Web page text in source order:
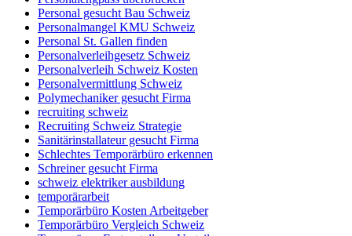
Personal gesucht Bau Schweiz
Personalmangel KMU Schweiz
Personal St. Gallen finden
Personalverleihgesetz Schweiz
Personalverleih Schweiz Kosten
Personalvermittlung Schweiz
Polymechaniker gesucht Firma
recruiting schweiz
Recruiting Schweiz Strategie
Sanitärinstallateur gesucht Firma
Schlechtes Temporärbüro erkennen
Schreiner gesucht Firma
schweiz elektriker ausbildung
temporärarbeit
Temporärbüro Kosten Arbeitgeber
Temporärbüro Vergleich Schweiz